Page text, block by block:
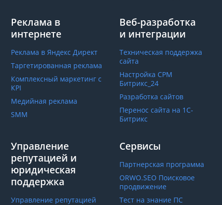
Реклама в
интернете
Реклама в Яндекс Директ
Таргетированная реклама
Комплексный маркетинг с
КРІ
Медийная реклама
SMM
Веб-разработка
и интеграции
Техническая поддержка
сайта
Настройка СРМ
Битрикс_24
Разработка сайтов
Перенос сайта на 1С-
Битрикс
Управление
репутацией и
юридическая
поддержка
Управление репутацией
Сервисы
Партнерская программа
ORWO.SEO Поисковое
продвижение
Тест на знание ПС